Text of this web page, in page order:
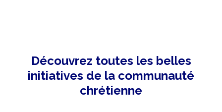
Découvrez toutes les belles
initiatives de la communauté
chrétienne